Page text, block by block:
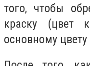
того, чтобы
краску (цвет
основному цвету